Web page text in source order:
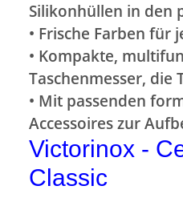
Silikonhüllen in den
• Frische Farben für
• Kompakte,
Taschenmesser, die
• Mit passenden
Accessoires zur
Victorinox -
Classic